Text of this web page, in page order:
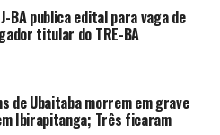
BA publica edital para vaga de
titular do TRE-BA
de Ubaitaba morrem em grave
Ibirapitanga; Três ficaram